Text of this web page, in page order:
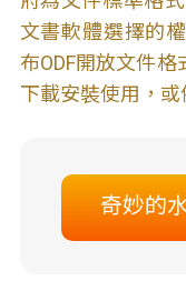
文書軟體選擇的
布ODF開放文件
下載安裝使用，或
奇妙的